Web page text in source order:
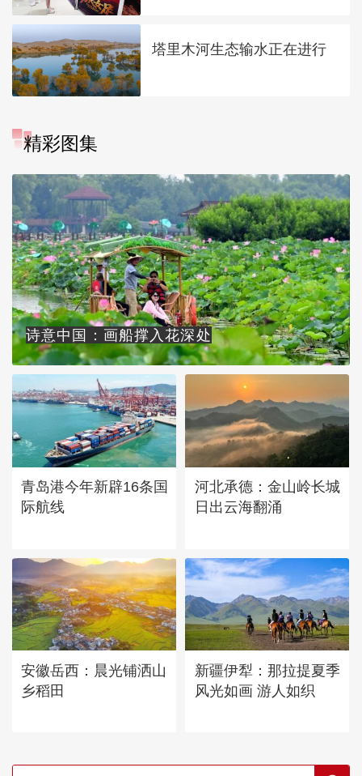
塔里木河生态输水正在进行
精彩图集
诗意中国：画船撑入花深处
青岛港今年新辟16条国
际航线
河北承德：金山岭长城
日出云海翻涌
安徽岳西：晨光铺洒山
乡稻田
新疆伊犁：那拉提夏季
风光如画 游人如织